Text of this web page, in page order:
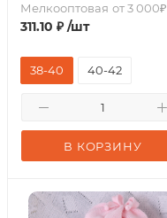
Мелкооптовая от 3 000₽
311.10 ₽ /шт
В КОРЗИНУ
38-40 40-42